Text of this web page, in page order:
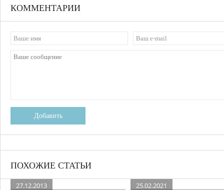
КОММЕНТАРИИ
Добавить
ПОХОЖИЕ СТАТЬИ
27.12.2013 25.02.2021